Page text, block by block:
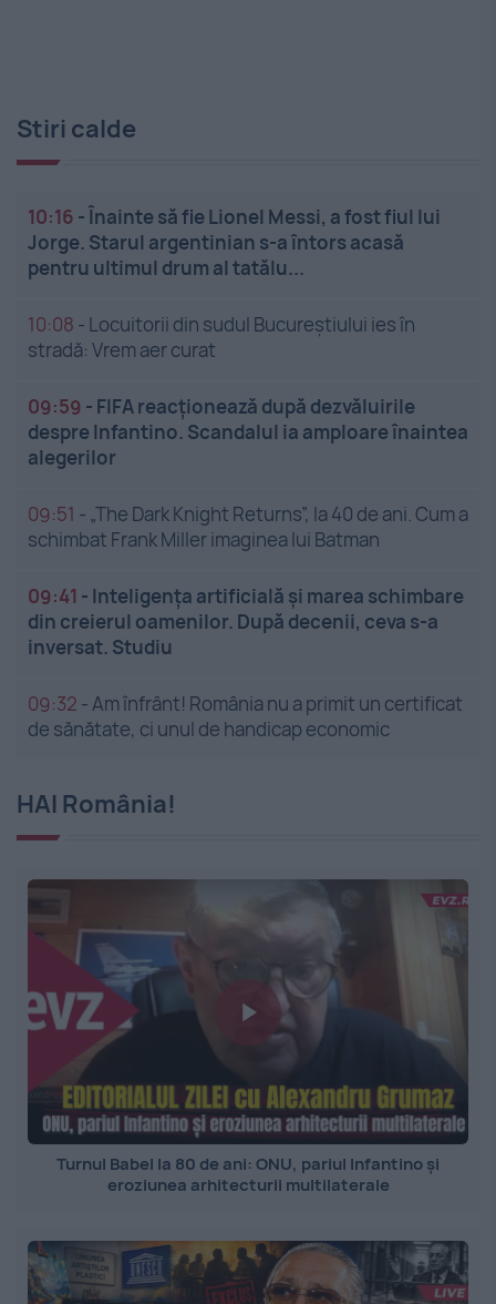
Stiri calde
10:16 -Înainte să fie Lionel Messi, a fost fiul lui
Jorge. Starul argentinian s-a întors acasă
pentru ultimul drum al tatălu...
10:08 - Locuitorii din sudul Bucureștiului ies în
stradă: Vrem aer curat
09:59 - FIFA reacționează după dezvăluirile
despre Infantino. Scandalul ia amploare înaintea
alegerilor
09:51 - „The Dark Knight Returns”, la 40 de ani. Cum a
schimbat Frank Miller imaginea lui Batman
09:41 - Inteligența artificială și marea schimbare
din creierul oamenilor. După decenii, ceva s-a
inversat. Studiu
09:32 -Am înfrânt! România nu a primit un certificat
de sănătate, ci unul de handicap economic
HAI România!
Turnul Babel la 80 de ani: ONU, pariul Infantino și
eroziunea arhitecturii multilaterale